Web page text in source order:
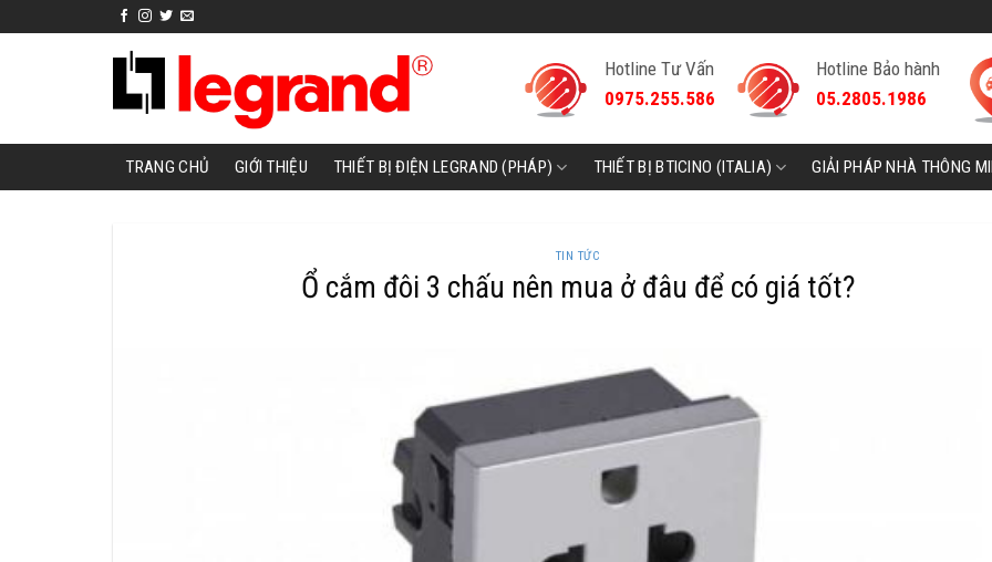
to
Hotline Tư Vấn
0975.255.586
Hotline Bảo hành
05.2805.1986
TRANG CHỦ GIỚI THIỆU THIẾT BỊ ĐIỆN LEGRAND (PHÁP) THIẾT BỊ BTICINO (ITALIA) GIẢI PHÁP NHÀ THÔNG
TIN TỨC
Ổ cắm đôi 3 chấu nên mua ở đâu để có giá tốt?